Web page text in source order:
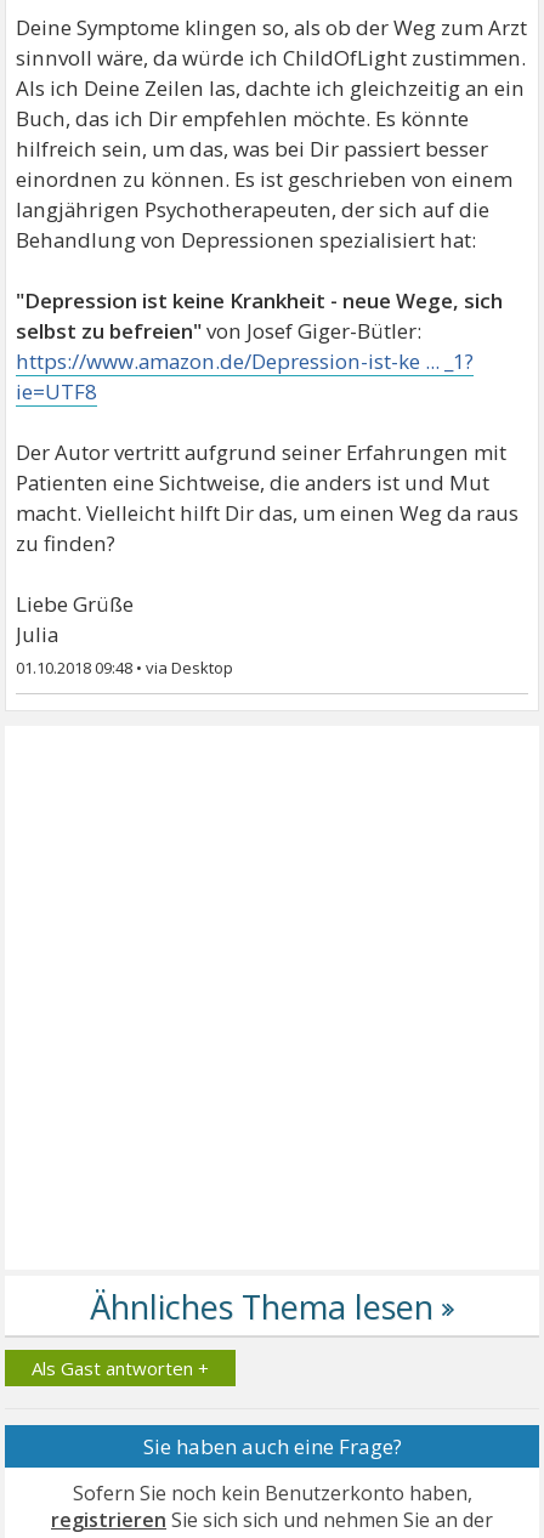
Deine Symptome klingen so, als ob der Weg zum Arzt
sinnvoll wäre, da würde ich ChildOfLight zustimmen.
Als ich Deine Zeilen las, dachte ich gleichzeitig an ein
Buch, das ich Dir empfehlen möchte. Es könnte
hilfreich sein, um das, was bei Dir passiert besser
einordnen zu können. Es ist geschrieben von einem
langjährigen Psychotherapeuten, der sich auf die
Behandlung von Depressionen spezialisiert hat:
"Depression ist keine Krankheit - neue Wege, sich
selbst zu befreien"von Josef Giger-Bütler:
https://www.amazon.de/Depression-ist-ke ... _1?
ie=UTF8
Der Autor vertritt aufgrund seiner Erfahrungen mit
Patienten eine Sichtweise, die anders ist und Mut
macht. Vielleicht hilft Dir das, um einen Weg da raus
zu finden?
Liebe Grüße
Julia
01.10.2018 09:48 •
Als Gast antworten +
Sie haben auch eine Frage?
Sofern Sie noch kein Benutzerkonto haben,
registrieren Sie sich sich und nehmen Sie an der